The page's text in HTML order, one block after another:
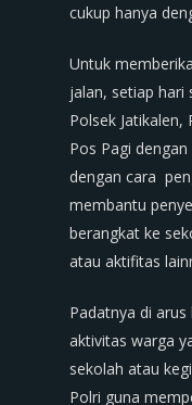
cukup hanya
Untuk
jalan, setiap hari
Polsek
Pos Pagi
dengan cara
membantu
berangkat ke
atau aktifitas
Padatnya di
aktivitas warga
sekolah atau
Polri guna